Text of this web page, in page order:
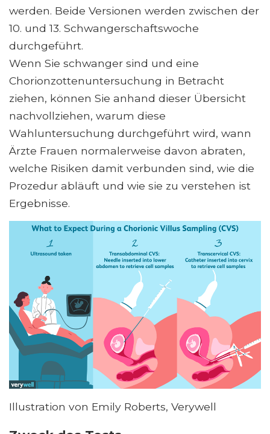
werden. Beide Versionen werden zwischen der
10. und 13. Schwangerschaftswoche
durchgeführt.
Wenn Sie schwanger sind und eine
Chorionzottenuntersuchung in Betracht
ziehen, können Sie anhand dieser Übersicht
nachvollziehen, warum diese
Wahluntersuchung durchgeführt wird, wann
Ärzte Frauen normalerweise davon abraten,
welche Risiken damit verbunden sind, wie die
Prozedur abläuft und wie sie zu verstehen ist
Ergebnisse.
Illustration von Emily Roberts, Verywell